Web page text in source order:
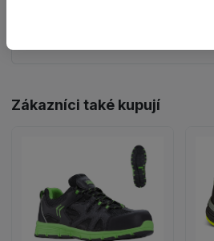
Šířka: 10 Mondopoint (velikost
Zákazníci také kupují